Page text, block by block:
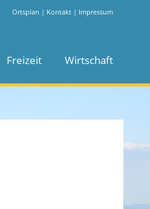
Ortsplan | Kontakt | Impressum
Freizeit Wirtschaft